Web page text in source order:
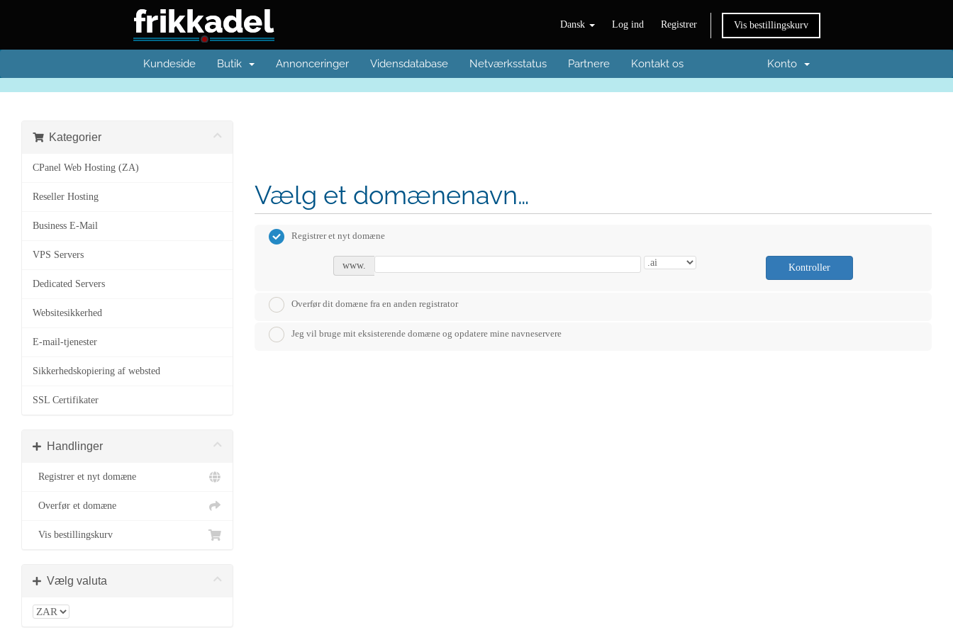
Dansk Log ind Registrer Vis bestillingskurv
Kundeside Butik Annonceringer Vidensdatabase Netværksstatus Partnere Kontakt os Konto
Kategorier
CPanel Web Hosting (ZA)
Reseller Hosting
Business E-Mail
VPS Servers
Dedicated Servers
Websitesikkerhed
E-mail-tjenester
Sikkerhedskopiering af websted
SSL Certifikater
Handlinger
Registrer et nyt domæne
Overfør et domæne
Vis bestillingskurv
Vælg valuta
Vælg et domænenavn…
Registrer et nyt domæne
www. Kontroller
Overfør dit domæne fra en anden registrator
Jeg vil bruge mit eksisterende domæne og opdatere mine navneservere